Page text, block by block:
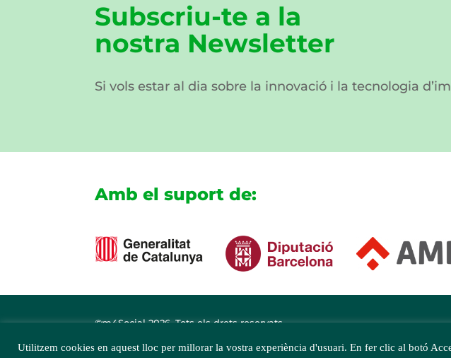
Subscriu-te a la
nostra Newsletter
Si vols estar al dia sobre la innovació i la tecnologia
Amb el suport de:
©m4Social2026. Tots els drets reservats
Utilitzem cookies en aquest lloc per millorar la vostra experiència d'usuari. En fer clic al botó